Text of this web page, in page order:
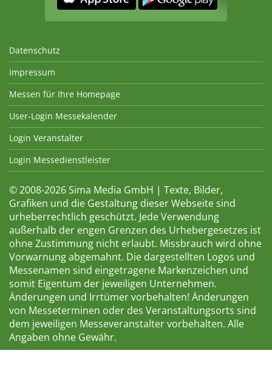
Datenschutz
Impressum
Messen für Ihre Homepage
User-Login Messekalender
Login Veranstalter
Login Messedienstleister
© 2008-2026 Sima Media GmbH | Texte, Bilder,
Grafiken und die Gestaltung dieser Webseite sind
urheberrechtlich geschützt. Jede Verwendung
außerhalb der engen Grenzen des Urhebergesetzes ist
ohne Zustimmung nicht erlaubt. Missbrauch wird ohne
Vorwarnung abgemahnt. Die dargestellten Logos und
Messenamen sind eingetragene Markenzeichen und
somit Eigentum der jeweiligen Unternehmen.
Änderungen und Irrtümer vorbehalten! Änderungen
von Messeterminen oder des Veranstaltungsorts sind
dem jeweiligen Messeveranstalter vorbehalten. Alle
Angaben ohne Gewähr.